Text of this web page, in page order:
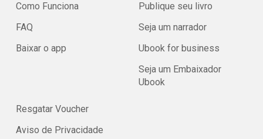
Como Funciona
FAQ
Baixar o app
Publique seu livro
Seja um narrador
Ubook for business
Seja um Embaixador
Ubook
Resgatar Voucher
Aviso de Privacidade